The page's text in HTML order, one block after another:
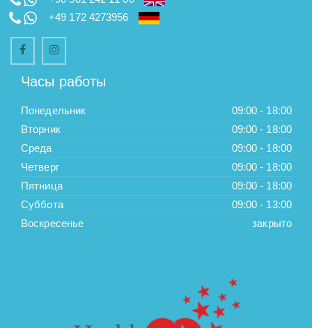
+49 172 4273956
Часы работы
Понедельник
09:00 - 18:00
Вторник
09:00 - 18:00
Среда
09:00 - 18:00
Четверг
09:00 - 18:00
Пятница
09:00 - 18:00
Суббота
09:00 - 13:00
Воскресенье
закрыто